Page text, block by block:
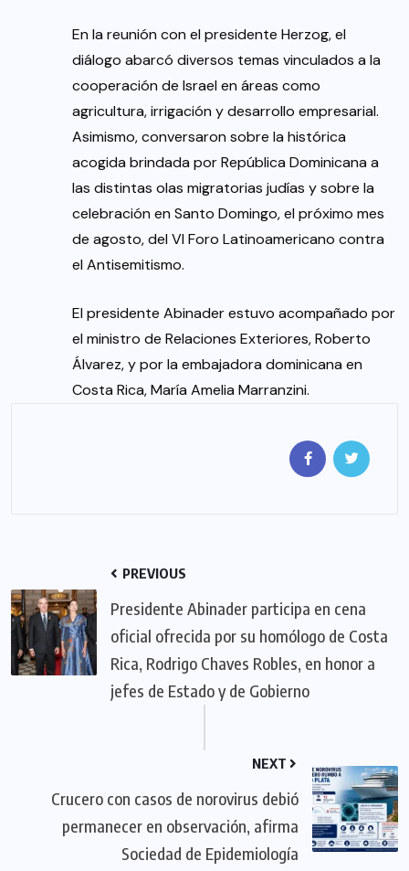
En la reunión con el presidente Herzog, el
diálogo abarcó diversos temas vinculados a la
cooperación de Israel en áreas como
agricultura, irrigación y desarrollo empresarial.
Asimismo, conversaron sobre la histórica
acogida brindada por República Dominicana a
las distintas olas migratorias judías y sobre la
celebración en Santo Domingo, el próximo mes
de agosto, del VI Foro Latinoamericano contra
el Antisemitismo.
El presidente Abinader estuvo acompañado por
el ministro de Relaciones Exteriores, Roberto
Álvarez, y por la embajadora dominicana en
Costa Rica, María Amelia Marranzini.
PREVIOUS
Presidente Abinader participa en cena
oficial ofrecida por su homólogo de Costa
Rica, Rodrigo Chaves Robles, en honor a
jefes de Estado y de Gobierno
NEXT
Crucero con casos de norovirus debió
permanecer en observación, afirma
Sociedad de Epidemiología